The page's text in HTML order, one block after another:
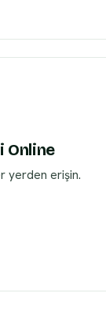
Online
yerden erişin.